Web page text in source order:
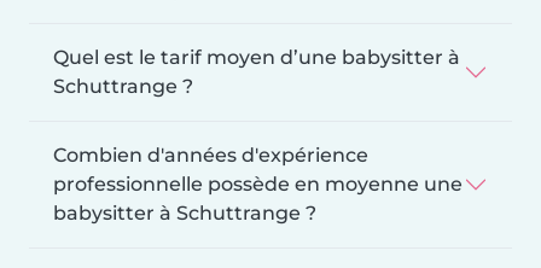
Quel est le tarif moyen d’une babysitter à
Schuttrange ?
Combien d'années d'expérience
professionnelle possède en moyenne une
babysitter à Schuttrange ?